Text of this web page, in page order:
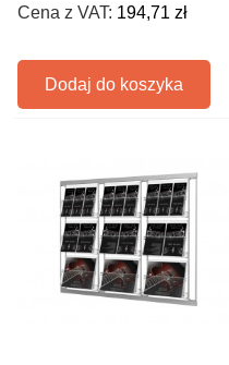
Cena z VAT: 194,71 zł
Dodaj do koszyka